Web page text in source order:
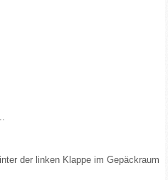
der linken Klappe im Gepäckraum